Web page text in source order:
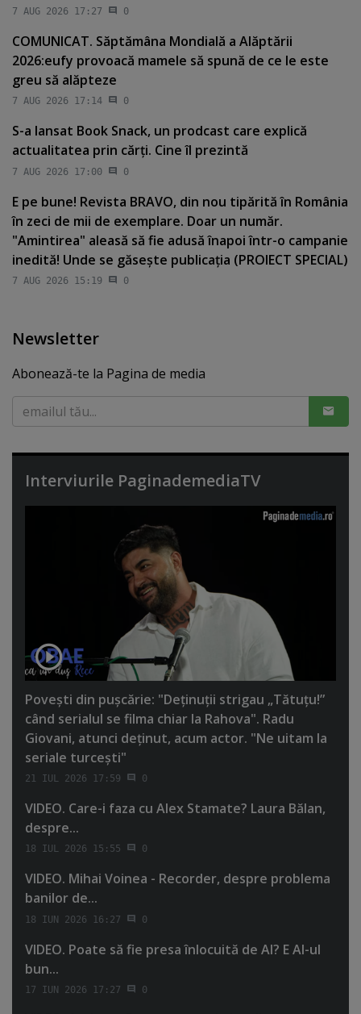
7 AUG 2026 17:27 0
COMUNICAT. Săptămâna Mondială a Alăptării
2026:eufy provoacă mamele să spună de ce le este
greu să alăpteze
7 AUG 2026 17:14 0
S-a lansat Book Snack, un prodcast care explică
actualitatea prin cărţi. Cine îl prezintă
7 AUG 2026 17:00 0
E pe bune! Revista BRAVO, din nou tipărită în România
în zeci de mii de exemplare. Doar un număr.
"Amintirea" aleasă să fie adusă înapoi într-o campanie
inedită! Unde se găseşte publicaţia (PROIECT SPECIAL)
7 AUG 2026 15:19 0
Newsletter
Abonează-te la Pagina de media
Interviurile PaginademediaTV
Poveşti din puşcărie: "Deţinuţii strigau „Tătuţu!”
când serialul se filma chiar la Rahova". Radu
Giovani, atunci deţinut, acum actor. "Ne uitam la
seriale turceşti"
21 IUL 2026 17:59 0
VIDEO. Care-i faza cu Alex Stamate? Laura Bălan,
despre...
18 IUL 2026 15:55 0
VIDEO. Mihai Voinea - Recorder, despre problema
banilor de...
18 IUN 2026 16:27 0
VIDEO. Poate să fie presa înlocuită de AI? E AI-ul
bun...
17 IUN 2026 17:27 0